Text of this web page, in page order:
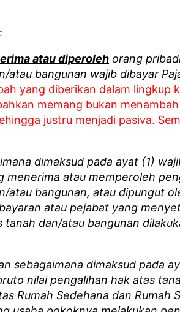
atau diperoleh orang
atau bangunan wajib dibayar
yang diberikan dalam lingkup
memang bukan
justru menjadi pasiva.
dimaksud pada ayat (1)
menerima atau memperoleh
atau bangunan, atau dipungut
atau pejabat yang
tanah dan/atau bangunan
sebagaimana dimaksud pada
nilai pengalihan hak atas
Rumah Sedehana dan Rumah